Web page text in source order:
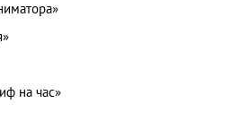
на час»